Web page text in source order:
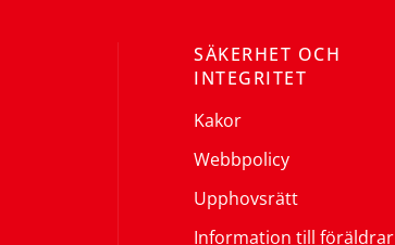
SÄKERHET OCH
INTEGRITET
Kakor
Webbpolicy
Upphovsrätt
Information till föräldrar